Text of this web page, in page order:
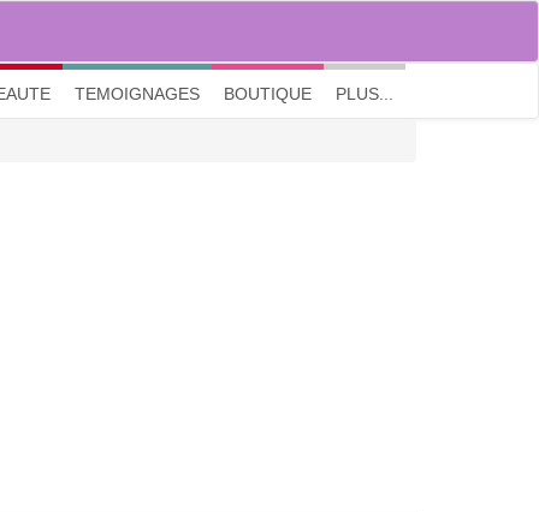
M'inscrire| Me connecter| ? Visite guidée
TEMOIGNAGES BOUTIQUE PLUS...